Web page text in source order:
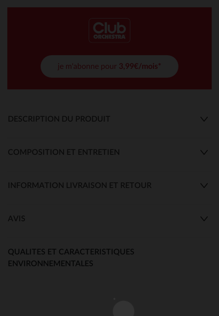
je m'abonne pour 3,99€/mois*
DESCRIPTION DU PRODUIT
COMPOSITION ET ENTRETIEN
INFORMATION LIVRAISON ET RETOUR
AVIS
QUALITES ET CARACTERISTIQUES
ENVIRONNEMENTALES